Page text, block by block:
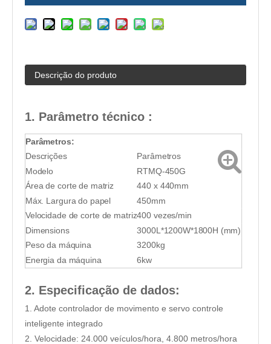
Descrição do produto
1. Parâmetro técnico :
Parâmetros:
Descrições
Parâmetros
Modelo
RTMQ-450G
Área de corte de matriz 440 x 440mm
Máx. Largura do papel
450mm
Velocidade de corte de matriz400 vezes/min
Dimensions
3000L*1200W*1800H (mm)
Peso da máquina
3200kg
Energia da máquina
6kw
2. Especificação de dados:
1. Adote controlador de movimento e servo controle
inteligente integrado
2. Velocidade: 24.000 veículos/hora, 4.800 metros/hora